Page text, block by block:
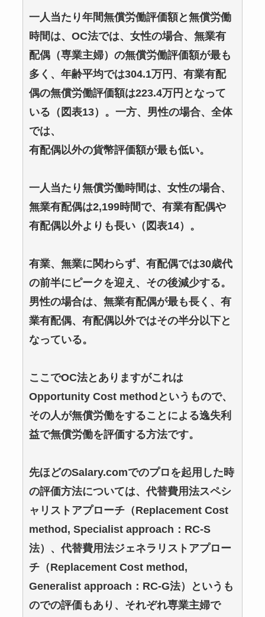
一人当たり年間無償労働評価額と無償労働
時間は、OC法では、女性の場合、無業有
配偶（専業主婦）の無償労働評価額が最も
多く、年齢平均では304.1万円、有業有配
偶の無償労働評価額は223.4万円となって
いる（図表13）。一方、男性の場合、全体
では、
有配偶以外の貨幣評価額が最も低い。
一人当たり無償労働時間は、女性の場合、
無業有配偶は2,199時間で、有業有配偶や
有配偶以外よりも長い（図表14）。
有業、無業に関わらず、有配偶では30歳代
の前半にピークを迎え、その後減少する。
男性の場合は、無業有配偶が最も長く、有
業有配偶、有配偶以外ではその半分以下と
なっている。
ここでOC法とありますがこれは
Opportunity Cost methodというもので、
その人が無償労働をすることによる逸失利
益で無償労働を評価する方法です。
先ほどのSalary.comでのプロを起用した時
の評価方法については、代替費用法スペシ
ャリストアプローチ（Replacement Cost
method, Specialist approach：RC-S
法）、代替費用法ジェネラリストアプロー
チ（Replacement Cost method,
Generalist approach：RC-G法）というも
のでの評価もあり、それぞれ専業主婦で